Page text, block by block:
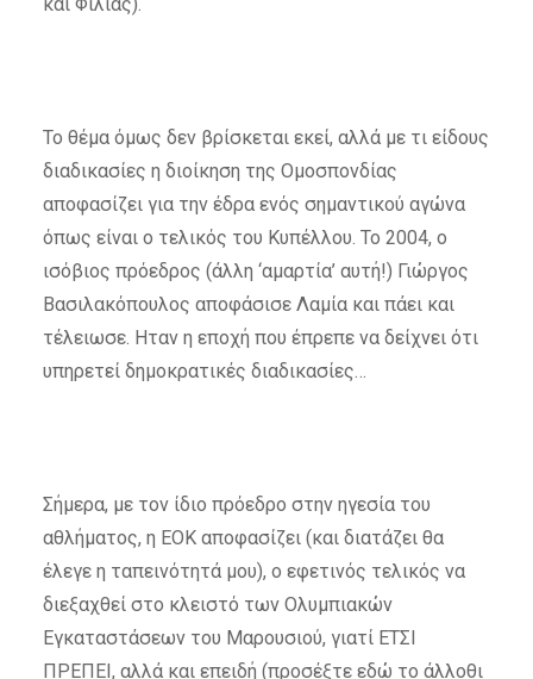
Το θέμα όμως δεν βρίσκεται εκεί, αλλά με τι είδους
διαδικασίες η διοίκηση της Ομοσπονδίας
αποφασίζει για την έδρα ενός σημαντικού αγώνα
όπως είναι ο τελικός του Κυπέλλου. Το 2004, ο
ισόβιος πρόεδρος (άλλη ‘αμαρτία’ αυτή!) Γιώργος
Βασιλακόπουλος αποφάσισε Λαμία και πάει και
τέλειωσε. Ηταν η εποχή που έπρεπε να δείχνει ότι
υπηρετεί δημοκρατικές διαδικασίες…
Σήμερα, με τον ίδιο πρόεδρο στην ηγεσία του
αθλήματος, η ΕΟΚ αποφασίζει (και διατάζει θα
έλεγε η ταπεινότητά μου), ο εφετινός τελικός να
διεξαχθεί στο κλειστό των Ολυμπιακών
Εγκαταστάσεων του Μαρουσιού, γιατί ΕΤΣΙ
ΠΡΕΠΕΙ, αλλά και επειδή (προσέξτε εδώ το άλλοθι